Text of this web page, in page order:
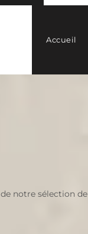
Accueil
notre sélection de